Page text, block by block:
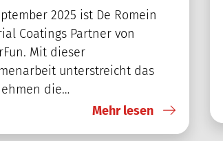
2025 ist De Romein
Coatings Partner von
Mit dieser
unterstreicht das
die…
Mehr lesen